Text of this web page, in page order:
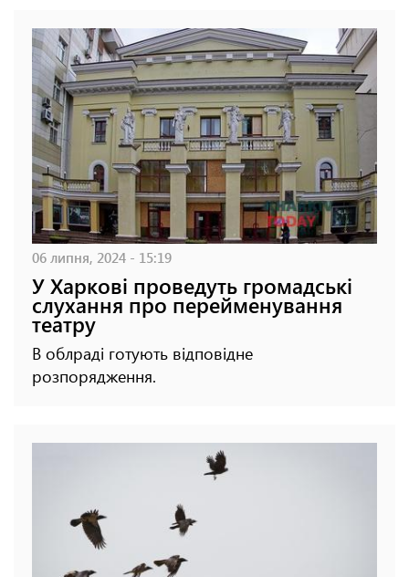
06 липня, 2024 - 15:19
У Харкові проведуть громадські
слухання про перейменування
театру
В облраді готують відповідне
розпорядження.